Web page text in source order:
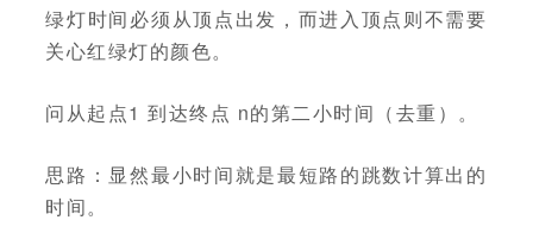
绿灯时间必须从顶点出发，而进入顶点则不需要
关心红绿灯的颜色。
问从起点1 到达终点 n的第二小时间（去重）。
思路：显然最小时间就是最短路的跳数计算出的
时间。